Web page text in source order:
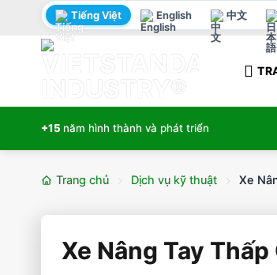
Tiếng Việt English 中文
+15 năm hình thành và phát triển
Trang chủ Dịch vụ kỹ thuật Xe
Xe Nâng Tay